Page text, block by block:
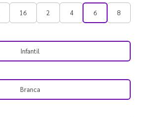
16 2 4 6 8
Infantil
Branca